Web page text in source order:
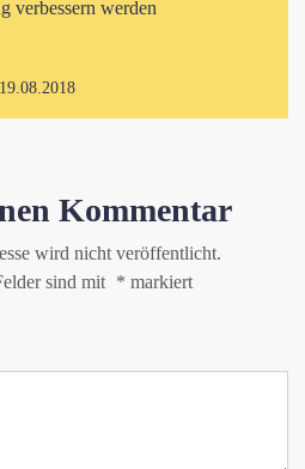
verbessern werden
19.08.2018
Kommentar
wird nicht veröffentlicht.
sind mit * markiert